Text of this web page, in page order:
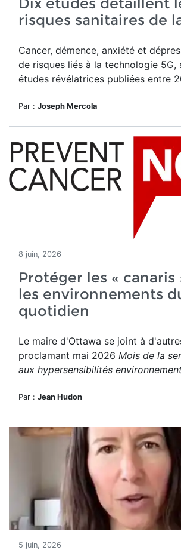
risques sanitaires de
Cancer, démence, anxiété et
de risques liés à la technologie 5G,
études révélatrices publiées entre
Par : Joseph Mercola
8 juin, 2026
Protéger les « canaris
les environnements
quotidien
Le maire d'Ottawa se joint à
proclamant mai 2026 Mois de la
aux hypersensibilités
Par : Jean Hudon
5 juin, 2026